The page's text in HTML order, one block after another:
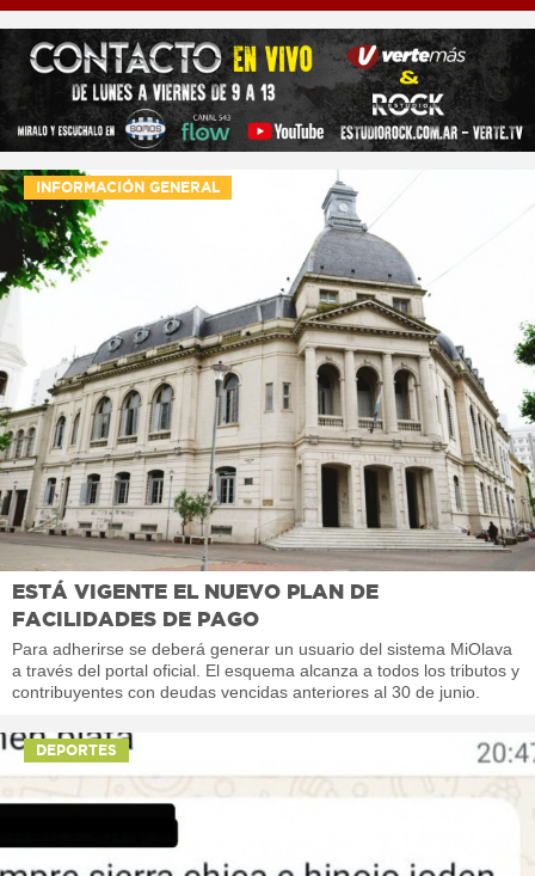
INFORMACIÓN GENERAL
ESTÁ VIGENTE EL NUEVO PLAN DE
FACILIDADES DE PAGO
Para adherirse se deberá generar un usuario del sistema MiOlava
a través del portal oficial. El esquema alcanza a todos los tributos y
contribuyentes con deudas vencidas anteriores al 30 de junio.
DEPORTES